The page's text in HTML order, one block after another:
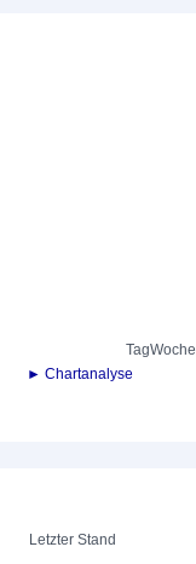
TagWoche
► Chartanalyse
Letzter Stand